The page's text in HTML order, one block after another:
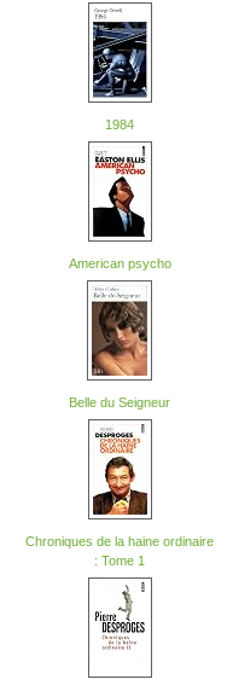
1984
American psycho
Belle du Seigneur
Chroniques de la haine ordinaire
: Tome 1